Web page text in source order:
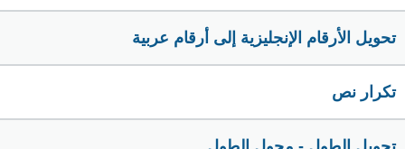
تحويل الأرقام الإنجليزية إلى أرقام عربية
تكرار نص